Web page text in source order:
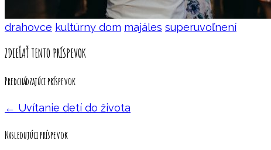
drahovce kultúrny dom majáles superuvoľnení
ZDIEĽAŤ TENTO PRÍSPEVOK
Predchádzajúci príspevok
← Uvítanie detí do života
Nasledujúci príspevok